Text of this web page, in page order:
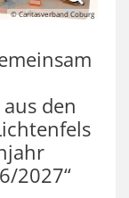
© Caritasverband Coburg
den
2027“